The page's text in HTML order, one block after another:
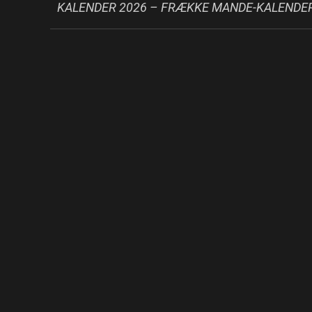
KALENDER 2026 – FRÆKKE MANDE-